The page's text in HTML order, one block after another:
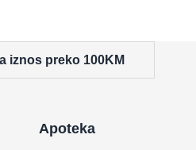
iznos preko 100KM
Apoteka